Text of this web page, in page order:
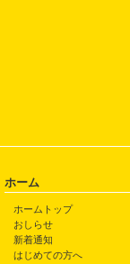
ホーム
ホームトップ
おしらせ
新着通知
はじめての方へ